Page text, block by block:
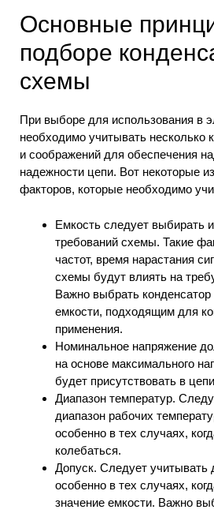
Основные
подборе
схемы
При выборе для использования в
необходимо учитывать несколько
и соображений для обеспечения
надежности цепи. Вот некоторые
факторов, которые необходимо
Емкость следует выбирать
требований схемы. Такие
частот, время нарастания
схемы будут влиять на
Важно выбрать конденсатор
емкости, подходящим для
применения.
Номинальное напряжение
на основе максимального
будет присутствовать в
Диапазон температур.
диапазон рабочих
особенно в тех случаях,
колебаться.
Допуск. Следует учитывать
особенно в тех случаях,
значение емкости. Важно